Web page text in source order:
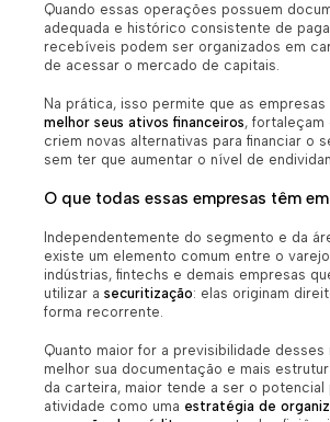
Quando essas operações possuem
adequada e histórico consistente de
recebíveis podem ser organizados em
de acessar o mercado de capitais.
Na prática, isso permite que as empresas
melhor seus ativos financeiros, fortaleçam
criem novas alternativas para financiar o
sem ter que aumentar o nível de
O que todas essas empresas têm
Independentemente do segmento e da
existe um elemento comum entre o
indústrias, fintechs e demais empresas
utilizar a securitização: elas originam
forma recorrente.
Quanto maior for a previsibilidade
melhor sua documentação e mais
da carteira, maior tende a ser o potencial
atividade como uma estratégia de